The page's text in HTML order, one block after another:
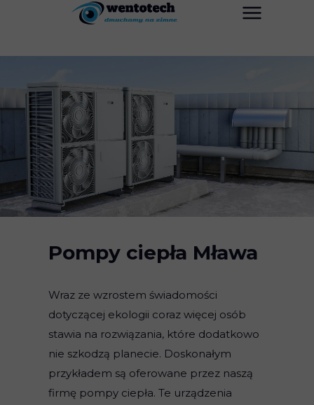
Pompy ciepła Mława
Wraz ze wzrostem świadomości
dotyczącej ekologii coraz więcej osób
stawia na rozwiązania, które dodatkowo
nie szkodzą planecie. Doskonałym
przykładem są oferowane przez naszą
firmę pompy ciepła. Te urządzenia